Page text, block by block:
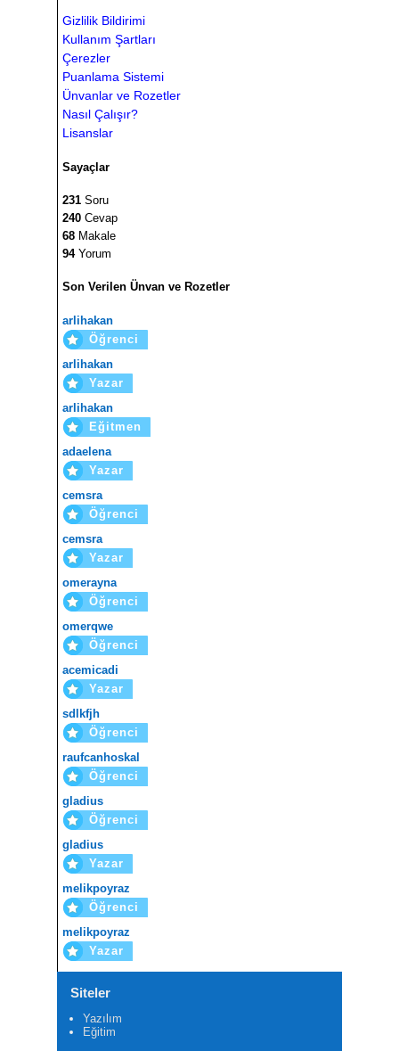
Gizlilik Bildirimi
Kullanım Şartları
Çerezler
Puanlama Sistemi
Ünvanlar ve Rozetler
Nasıl Çalışır?
Lisanslar
Sayaçlar
231 Soru
240 Cevap
68 Makale
94Yorum
Son Verilen Ünvan ve Rozetler
arlihakan
Öğrenci
arlihakan
Yazar
arlihakan
Eğitmen
adaelena
Yazar
cemsra
Öğrenci
cemsra
Yazar
omerayna
Öğrenci
omerqwe
Öğrenci
acemicadi
Yazar
sdlkfjh
Öğrenci
raufcanhoskal
Öğrenci
gladius
Öğrenci
gladius
Yazar
melikpoyraz
Öğrenci
melikpoyraz
Yazar
Siteler
Yazılım
Eğitim